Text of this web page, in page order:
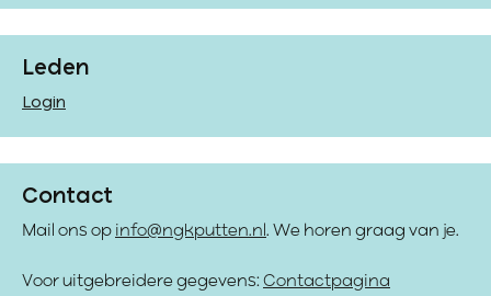
Leden
Login
Contact
Mail ons op info@ngkputten.nl . We horen graag van je.
Voor uitgebreidere gegevens: Contactpagina